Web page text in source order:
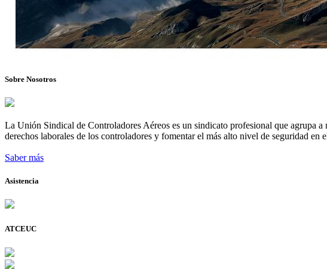
Sobre Nosotros
La Unión Sindical de Controladores Aéreos es un sindicato profesional que agrupa
derechos laborales de los controladores y fomentar el más alto nivel de seguridad en
Saber más
Asistencia
ATCEUC